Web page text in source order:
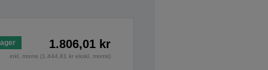
1.806,01 kr
inkl. moms (1.444,81 kr ekskl. moms)